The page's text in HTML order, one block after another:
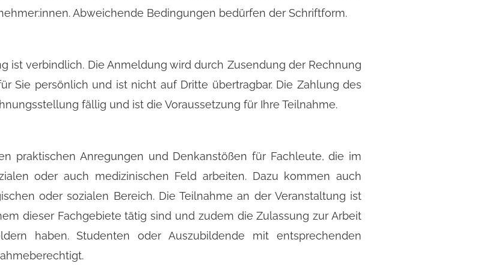
Abweichende Bedingungen bedürfen der Schriftform.
ist verbindlich. Die Anmeldung wird durch Zusendung der Rechnung
Sie persönlich und ist nicht auf Dritte übertragbar. Die Zahlung des
fällig und ist die Voraussetzung für Ihre Teilnahme.
praktischen Anregungen und Denkanstößen für Fachleute, die im
oder auch medizinischen Feld arbeiten. Dazu kommen auch
oder sozialen Bereich. Die Teilnahme an der Veranstaltung ist
dieser Fachgebiete tätig sind und zudem die Zulassung zur Arbeit
haben. Studenten oder Auszubildende mit entsprechenden